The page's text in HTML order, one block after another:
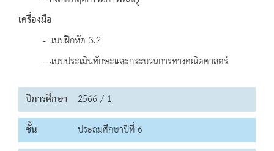
เครื่องมือ
- แบบฝึกหัด 3.2
- แบบประเมินทักษะและกระบวนการทางคณิตศาสตร์
ปีการศึกษา 2566 / 1
ชั้น
ประถมศึกษาปีที่ 6